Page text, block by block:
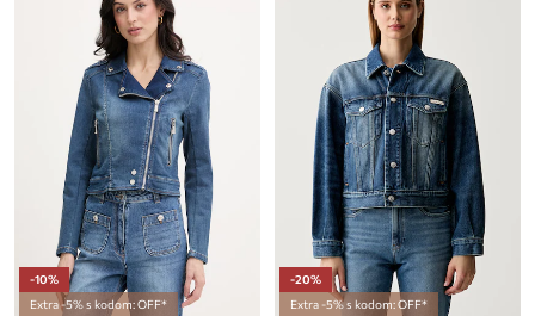
-10%
Extra -5% s kodom: OFF*
-20%
Extra -5% s kodom: OFF*